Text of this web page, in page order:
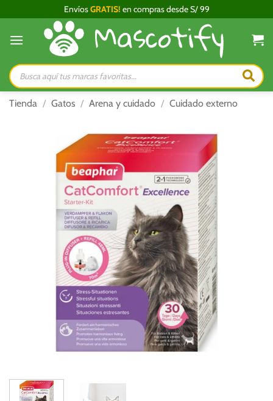
al
contenido
EnvíosGRATIS! en compras desde S/ 99
Búsqueda
de
productos
Tienda / Gatos / Arena y cuidado / Cuidado externo